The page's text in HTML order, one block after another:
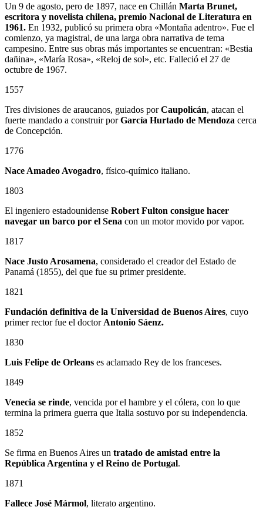
Un 9 de agosto, pero de 1897, nace en Chillán Marta Brunet,
escritora y novelista chilena, premio Nacional de Literatura en
1961. En 1932, publicó su primera obra «Montaña adentro». Fue el
comienzo, ya magistral, de una larga obra narrativa de tema
campesino. Entre sus obras más importantes se encuentran: «Bestia
dañina», «María Rosa», «Reloj de sol», etc. Falleció el 27 de
octubre de 1967.
1557
Tres divisiones de araucanos, guiados porCaupolicán, atacan el
fuerte mandado a construir porGarcía Hurtado de Mendoza cerca
de Concepción.
1776
Nace Amadeo Avogadro, físico-químico italiano.
1803
El ingeniero estadounidense Robert Fulton consigue hacer
navegar un barco por el Sena con un motor movido por vapor.
1817
Nace Justo Arosamena, considerado el creador del Estado de
Panamá (1855), del que fue su primer presidente.
1821
Fundación definitiva de la Universidad de Buenos Aires, cuyo
primer rector fue el doctor Antonio Sáenz.
1830
Luis Felipe de Orleans es aclamado Rey de los franceses.
1849
Venecia se rinde, vencida por el hambre y el cólera, con lo que
termina la primera guerra que Italia sostuvo por su independencia.
1852
Se firma en Buenos Aires un tratado de amistad entre la
República Argentina y el Reino de Portugal.
1871
Fallece José Mármol, literato argentino.